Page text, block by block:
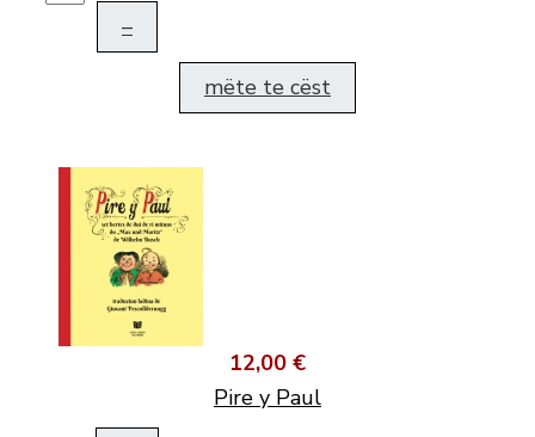
–
mëte te cëst
12,00 €
Pire y Paul